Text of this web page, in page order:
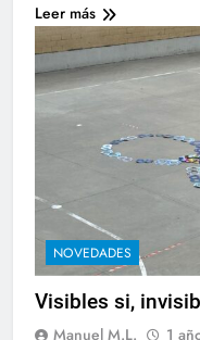
Leer más
NOVEDADES
Visibles si,
Manuel M.L. 1